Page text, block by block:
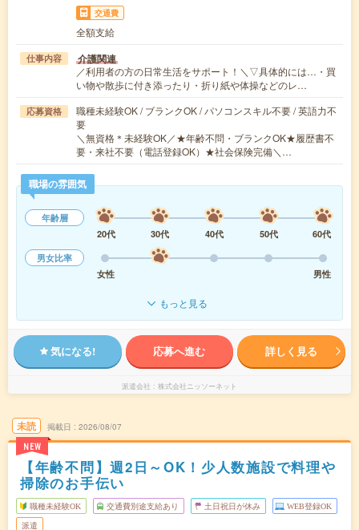
交通費
全額支給
仕事内容 介護関連
／利用者の方の日常生活をサポート！＼▽具体的には…・買
い物や散歩に付き添ったり・折り紙や体操などのレ…
応募資格
職種未経験OK / ブランクOK / パソコンスキル不要 / 英語力不
要
＼無資格＊未経験OK／★年齢不問・ブランクOK★履歴書不
要・来社不要（電話登録OK）★社会保険完備＼…
職場の雰囲気
年齢層
20代
30代 40代 50代
60代
男女比率
女性
男性
もっと見る
気になる! 応募へ進む 詳しく見る
派遣会社 株式会社ニッソーネット
未読
NEW
掲載日 2026/08/07
【年齢不問】週2日～OK！少人数施設で料理や
掃除のお手伝い
職種未経験OK 交通費別途支給あり 土日祝日が休み WEB登録OK
派遣